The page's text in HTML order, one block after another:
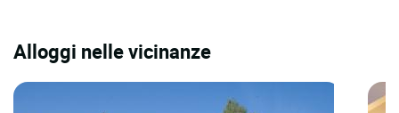
Alloggi nelle vicinanze